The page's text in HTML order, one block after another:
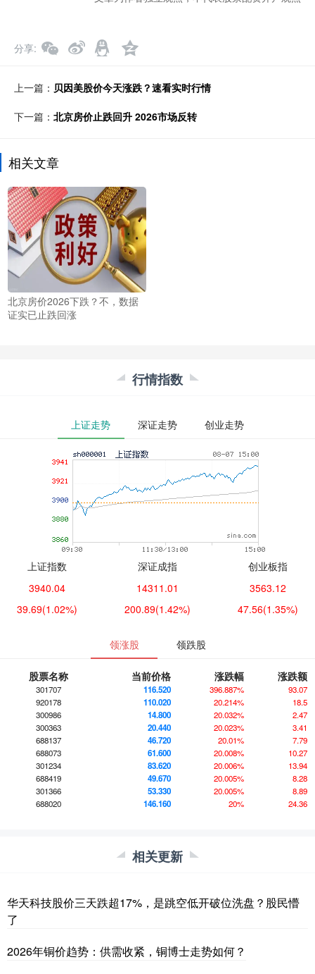
分享
上一篇： 贝因美股价今天涨跌？速看实时行情
下一篇： 北京房价止跌回升 2026市场反转
相关文章
北京房价2026下跌？不，数据
证实已止跌回涨
行情指数
上证走势 深证走势 创业走势
上证指数
3940.04
39.69(1.02%)
深证成指
14311.01
200.89(1.42%)
创业板指
3563.12
47.56(1.35%)
领涨股 领跌股
股票名称 当前价格 涨跌幅 涨跌额
301707 116.520 396.887%
93.07
920178
110.020 20.214%
18.5
300986
14.800 20.032%
2.47
300363
20.440 20.023%
3.41
688137
46.720 20.01%
7.79
688073
61.600 20.008%
10.27
301234
83.620 20.006%
13.94
688419
49.670 20.005%
8.28
301366
53.330 20.005%
8.89
688020
146.160 20% 24.36
相关更新
华天科技股价三天跌超17%，是跳空低开破位洗盘？股民懵
了
2026年铜价趋势：供需收紧，铜博士走势如何？